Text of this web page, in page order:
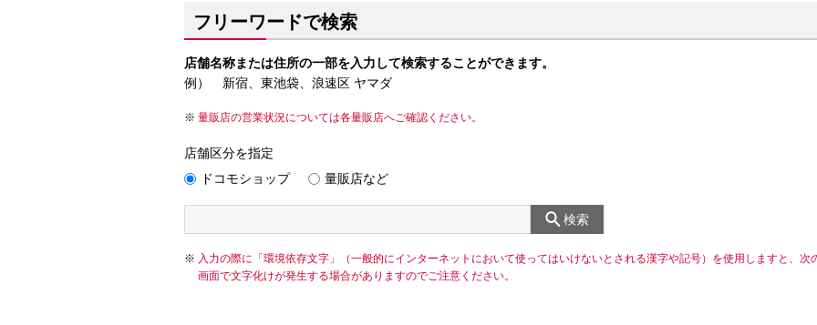
フリーワードで検索
店舗名称または住所の一部を入力して検索することができます。
例） 新宿、東池袋、浪速区 ヤマダ
量販店の営業状況については各量販店へご確認ください。
店舗区分を指定
ドコモショップ
量販店など
検索
入力の際に「環境依存文字」（一般的にインターネットにおいて使ってはいけないとされる漢字や記号）を使用しますと、次
画面で文字化けが発生する場合がありますのでご注意ください。